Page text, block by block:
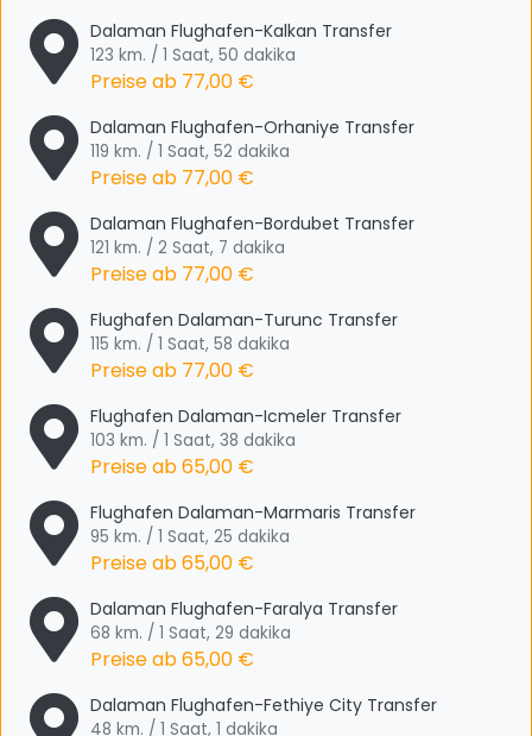
Dalaman Flughafen-Kalkan Transfer
123 km. / 1 Saat, 50 dakika
Preise ab 77,00 €
Dalaman Flughafen-Orhaniye Transfer
119 km. / 1 Saat, 52 dakika
Preise ab 77,00 €
Dalaman Flughafen-Bordubet Transfer
121 km. / 2 Saat, 7 dakika
Preise ab 77,00 €
Flughafen Dalaman-Turunc Transfer
115 km. / 1 Saat, 58 dakika
Preise ab 77,00 €
Flughafen Dalaman-Icmeler Transfer
103 km. / 1 Saat, 38 dakika
Preise ab65,00 €
Flughafen Dalaman-Marmaris Transfer
95 km. / 1 Saat, 25 dakika
Preise ab65,00 €
Dalaman Flughafen-Faralya Transfer
68 km. / 1 Saat, 29 dakika
Preise ab65,00 €
Dalaman Flughafen-Fethiye City Transfer
48 km. / 1 Saat, 1 dakika